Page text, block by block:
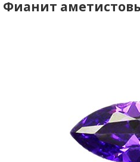
Фианит